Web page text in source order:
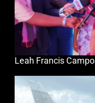
Leah Francis